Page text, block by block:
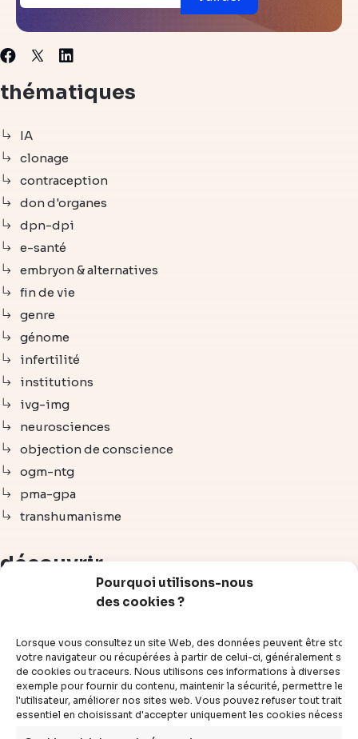
Pourquoi utilisons-nous
des cookies ?
Lorsque vous consultez un site Web, des données peuvent être
votre navigateur ou récupérées à partir de celui-ci, généralement
de cookies ou traceurs. Nous utilisons ces informations à diverses
exemple pour fournir du contenu, maintenir la sécurité, permettre le
l'utilisateur, améliorer nos sites web. Vous pouvez refuser tout
essentiel en choisissant d'accepter uniquement les cookies
Facebook
X Linkedin
thématiques
IA
clonage
contraception
don d'organes
dpn-dpi
e-santé
embryon & alternatives
fin de vie
genre
génome
infertilité
institutions
ivg-img
neurosciences
objection de conscience
ogm-ntg
pma-gpa
transhumanisme
découvrir
dossiers
experts
compléments
questions